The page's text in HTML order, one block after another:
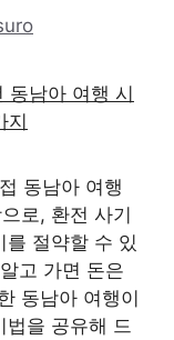
동남아 여행
로, 환전 사기
를 절약할 수 있
고 가면 돈은
동남아 여행이
법을 공유해 드